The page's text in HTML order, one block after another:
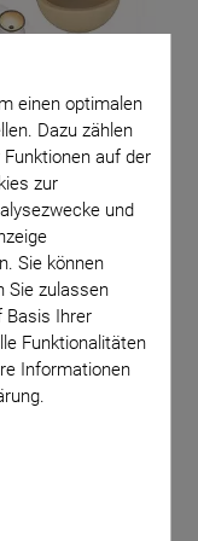
einen optimalen
Dazu zählen
auf der
zur
und
Sie können
Sie zulassen
Basis Ihrer
Funktionalitäten
Informationen